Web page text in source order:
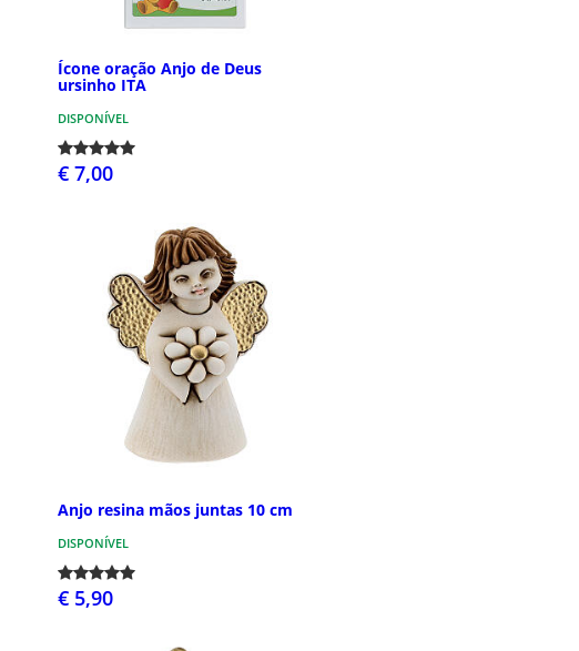
Ícone oração Anjo de Deus
ursinho ITA
DISPONÍVEL
€ 7,00
Anjo resina mãos juntas 10 cm
DISPONÍVEL
€ 5,90